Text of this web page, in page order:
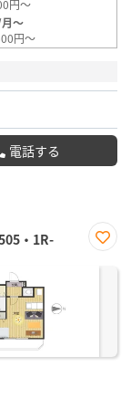
円～
～
円～
電話する
・1R-
に入